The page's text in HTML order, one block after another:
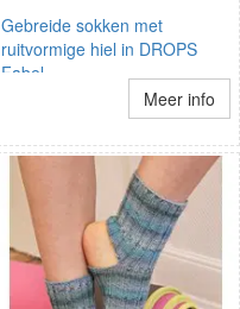
Gebreide sokken met
ruitvormige hiel in DROPS
Fabel
Meer info